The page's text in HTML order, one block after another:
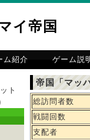
イ帝国
ム紹介 ゲーム説
ト
帝国「マッ
総訪問者数
戦闘回数
支配者